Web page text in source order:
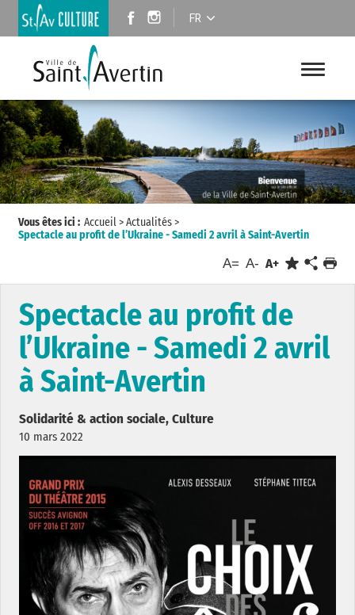
FR
Vous êtes ici : Accueil>Actualités>
Spectacle au profit de l’Ukraine - Samedi 2 avril à Saint-Avertin
A= A- A+
Spectacle au profit de
l’Ukraine - Samedi 2 avril
à Saint-Avertin
Solidarité & action sociale, Culture
10 mars 2022